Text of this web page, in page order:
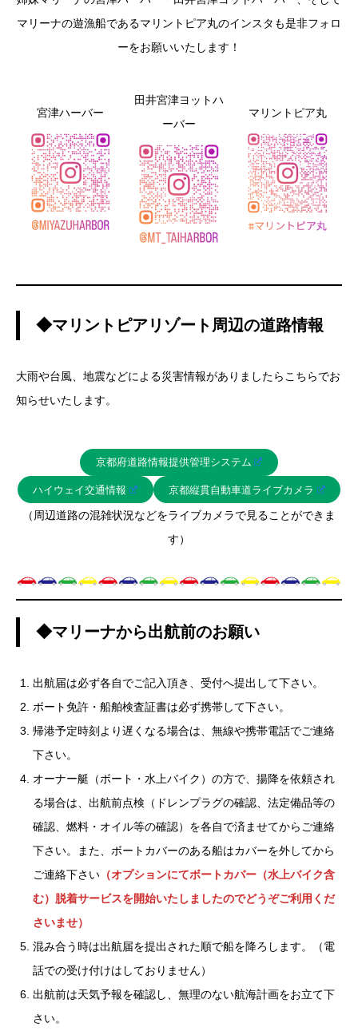
マリーナの遊漁船であるマリントピア丸のインスタも是非フォロ
ーをお願いいたします！
宮津ハーバー
田井宮津ヨットハ
ーバー
マリントピア丸
◆マリントピアリゾート周辺の道路情報
大雨や台風、地震などによる災害情報がありましたらこちらでお
知らせいたします。
京都府道路情報提供管理システム
ハイウェイ交通情報 京都縦貫自動車道ライブカメラ
（周辺道路の混雑状況などをライブカメラで見ることができま
す）
◆マリーナから出航前のお願い
出航届は必ず各自でご記入頂き、受付へ提出して下さい。
ボート免許・船舶検査証書は必ず携帯して下さい。
帰港予定時刻より遅くなる場合は、無線や携帯電話でご連絡
下さい。
オーナー艇（ボート・水上バイク）の方で、揚降を依頼され
る場合は、出航前点検（ドレンプラグの確認、法定備品等の
確認、燃料・オイル等の確認）を各自で済ませてからご連絡
下さい。また、ボートカバーのある船はカバーを外してから
ご連絡下さい （オプションにてボートカバー（水上バイク含
む）脱着サービスを開始いたしましたのでどうぞご利用くだ
さいませ）
混み合う時は出航届を提出された順で船を降ろします。（電
話での受け付けはしておりません）
出航前は天気予報を確認し、無理のない航海計画をお立て下
さい。